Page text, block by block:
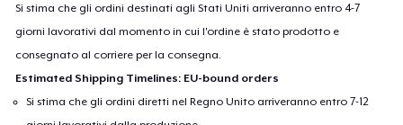
Si stima che gli ordini destinati agli Stati Uniti arriveranno entro 4-7
giorni lavorativi dal momento in cui l'ordine è stato prodotto e
consegnato al corriere per la consegna.
Estimated Shipping Timelines: EU-bound orders
Si stima che gli ordini diretti nel Regno Unito arriveranno entro 7-12